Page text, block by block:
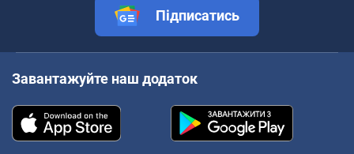
Підписатись
Завантажуйте наш додаток